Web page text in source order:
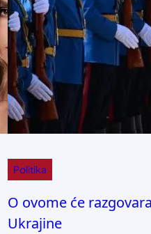
Politika
O ovome će
Ukrajine